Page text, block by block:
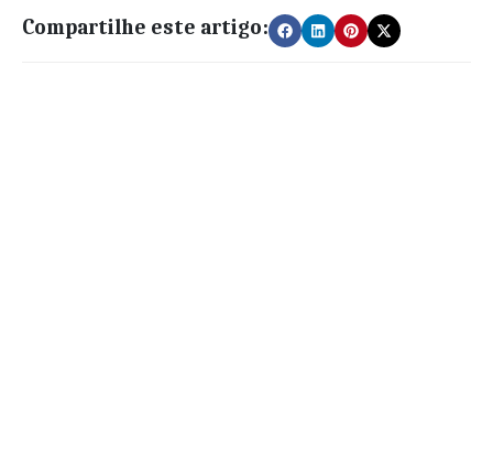
Compartilhe este artigo: